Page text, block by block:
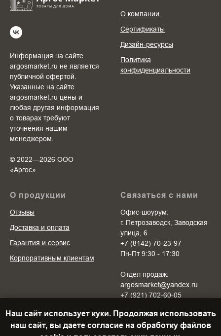
Информация на сайте
argosmarket.ru не является
публичной офертой.
Указанные на сайте
argosmarket.ru цены и
любая другая информация
о товарах требуют
уточнения нашим
менеджером.
© 2022—2026 ООО
«Аргоc»
О компании
Сертификаты
Дизайн-ресурсы
Политика
конфиденциальности
О продукции
Отзывы
Доставка и оплата
Гарантия и сервис
Корпоративным клиентам
Связаться с нами
Офис-шоурум:
г. Петрозаводск, Заводская
улица, 6
+7 (8142) 70-23-97
Пн-Пт 9:30 - 17:30
Отдел продаж:
argosmarket@yandex.ru
+7 (921) 702-60-05
Cб-Вс 10:00 - 18:00
Наш сайт использует куки. Продолжая использовать
наш сайт, вы даете согласие на обработку файлов